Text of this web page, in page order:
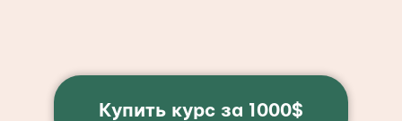
Купить курс за 1000$